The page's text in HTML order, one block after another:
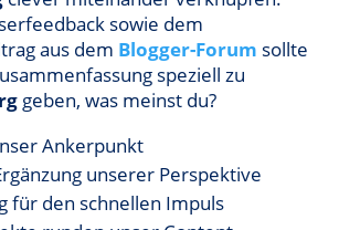
sowie dem
aus dem Blogger-Forum sollte
speziell zu
geben, was meinst du?
Ankerpunkt
unserer Perspektive
für den schnellen Impuls